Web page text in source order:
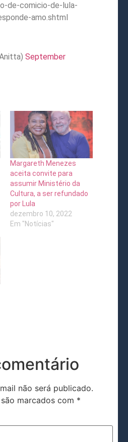
de-comicio-de-lula-
amo.shtml
September
Margareth Menezes
aceita convite para
assumir Ministério da
Cultura, a ser refundado
por Lula
dezembro 10, 2022
Em "Notícias"
não será publicado.
marcados com *